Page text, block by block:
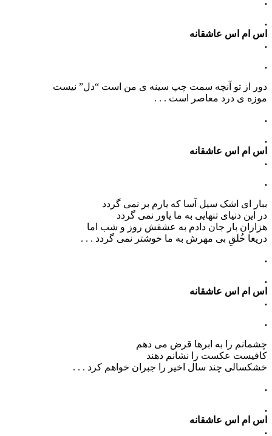
.
اس ام اس عاشقانه
.
.
دور از تو آنچه سمت چپ سینه ی من است “دل” نیست
موزه ی درد معاصر است . . .
.
.
اس ام اس عاشقانه
.
.
ببار ای اشک سیل آسا که یارم بر نمی گردد
در این دنیای تنهایی به ما یاور نمی گردد
هزاران بار جان دادم به عشقش روز و شب اما
دریغا خُلقِ بی مهرش به ما خوشتر نمی گردد . . .
.
.
اس ام اس عاشقانه
.
.
چشمانم را به ابرها قرض می دهم
کافیست عکست را نشانم دهند
خشکسالی چند سال اخیر را جبران خواهم کرد . . .
.
.
اس ام اس عاشقانه
.